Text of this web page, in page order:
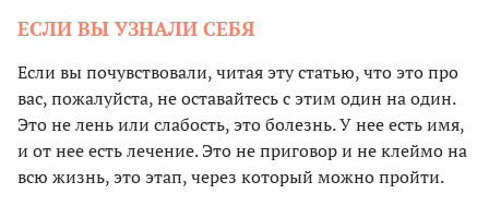
ЕСЛИ ВЫ УЗНАЛИ СЕБЯ
Если вы почувствовали, читая эту статью, что это про
вас, пожалуйста, не оставайтесь с этим один на один.
Это не лень или слабость, это болезнь. У нее есть имя,
и от нее есть лечение. Это не приговор и не клеймо на
всю жизнь, это этап, через который можно пройти.